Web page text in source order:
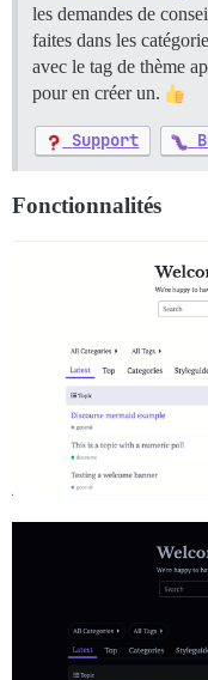
les demandes de
faites dans les
avec le tag de thème
pour en créer un.
Support
Fonctionnalités